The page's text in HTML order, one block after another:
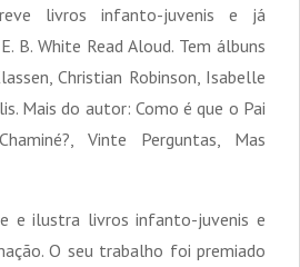
livros infanto-juvenis e já
B. White Read Aloud. Tem álbuns
Christian Robinson, Isabelle
Mais do autor: Como é que o Pai
Vinte Perguntas, Mas
e ilustra livros infanto-juvenis e
O seu trabalho foi premiado